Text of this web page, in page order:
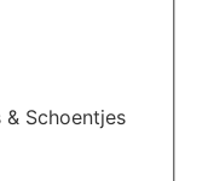
Schoentjes